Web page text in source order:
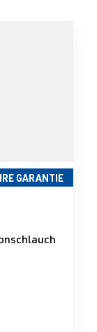
GARANTIE
5 Sternen